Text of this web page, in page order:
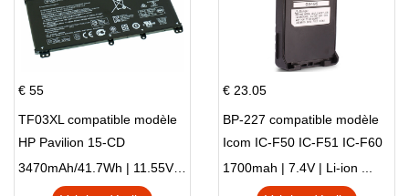
€ 55
TF03XL compatible modèle
HP Pavilion 15-CD
3470mAh/41.7Wh | 11.55V | Li-ion ...
€ 23.05
BP-227 compatible modèle
Icom IC-F50 IC-F51 IC-F60
IC-F61 IC-M87
1700mah | 7.4V | Li-ion ...